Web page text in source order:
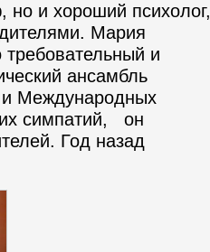
но и хороший психолог,
Мария
и
ансамбль
и Международных
симпатий, он
Год назад